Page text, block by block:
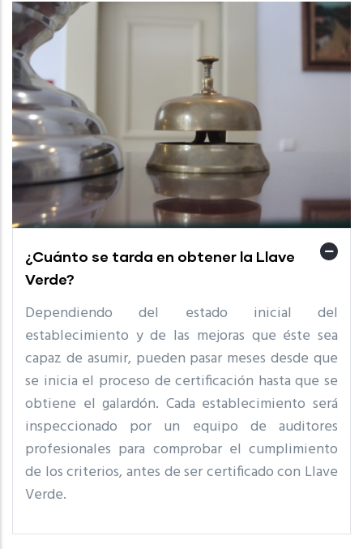
¿Cuánto se tarda en obtener la Llave
Verde?
Dependiendo del estado inicial del
establecimiento y de las mejoras que éste sea
capaz de asumir, pueden pasar meses desde que
se inicia el proceso de certificación hasta que se
obtiene el galardón. Cada establecimiento será
inspeccionado por un equipo de auditores
profesionales para comprobar el cumplimiento
de los criterios, antes de ser certificado con Llave
Verde.